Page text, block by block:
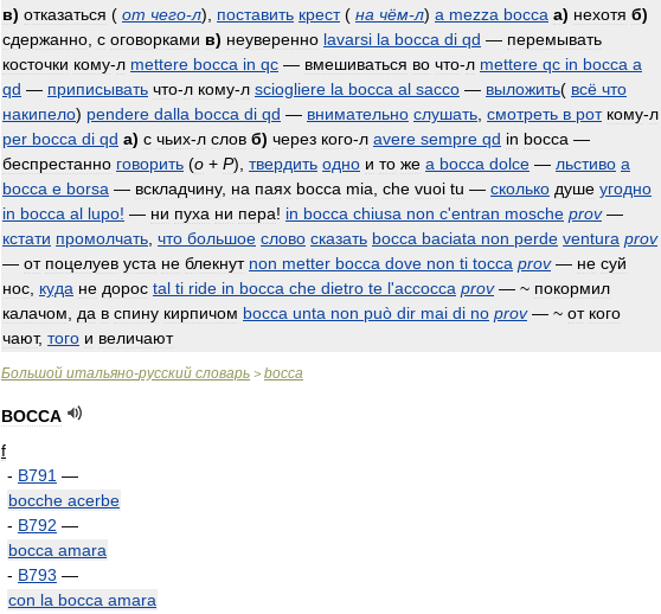
в) отказаться ( от чего-л), поставить крест( на чём-л) a mezza bocca а) нехотя б)
сдержанно с оговорками в) неуверенно lavarsi la bocca di qd — перемывать
косточки кому-л mettere bocca in qc — вмешиваться во что-л mettere qc in bocca a
qd — приписывать что-л кому-л sciogliere la bocca al sacco — выложить( всё что
накипело) pendere dalla bocca di qd — внимательно слушать смотреть в рот кому-л
per bocca di qd а) с чьих-л слов б) через кого-л avere sempre qd in bocca —
беспрестанно говорить (о + P), твердить одно и то же a bocca dolce — льстиво a
bocca e borsa — вскладчину, на паях bocca mia che vuoi tu — сколько душе угодно
in bocca al lupo! — ни пуха ни пера! in bocca chiusa non c'entran mosche prov —
кстати промолчать что большое слово сказать bocca baciata non perde ventura prov
— от поцелуев уста не блекнут non metter bocca dove non ti tocca prov — не суй
нос куда не дорос tal ti ride in bocca che dietro te l'accocca prov — ~ покормил
калачом
да в спину кирпичом bocca unta non può dir mai di no prov — ~ от кого
чают, того и величают
Большой итальяно-русский словарь > bocca
BOCCA
f
- B791 —
bocche acerbe
- B792 —
bocca amara
- B793 —
con la bocca amara